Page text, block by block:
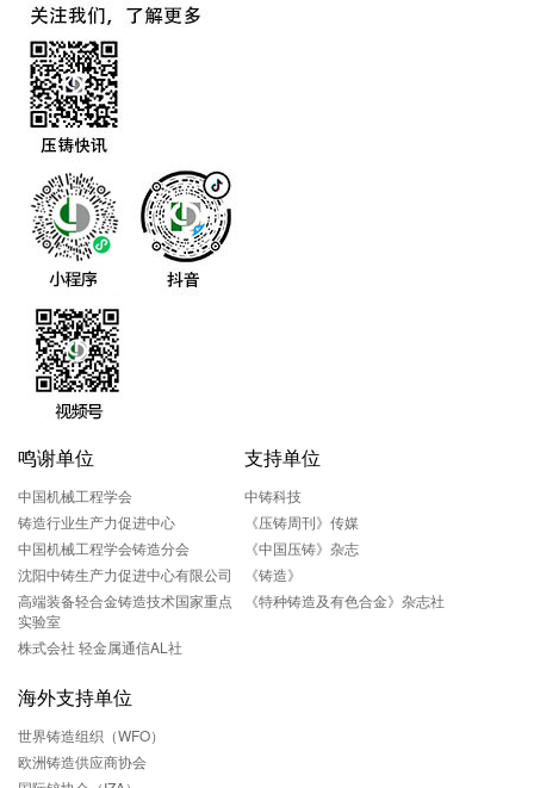
鸣谢单位
中国机械工程学会
铸造行业生产力促进中心
中国机械工程学会铸造分会
沈阳中铸生产力促进中心有限公司
高端装备轻合金铸造技术国家重点
实验室
株式会社 轻金属通信AL社
支持单位
中铸科技
《压铸周刊》传媒
《中国压铸》杂志
《铸造》
《特种铸造及有色合金》杂志社
海外支持单位
世界铸造组织（WFO）
欧洲铸造供应商协会